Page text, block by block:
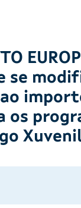
se
os